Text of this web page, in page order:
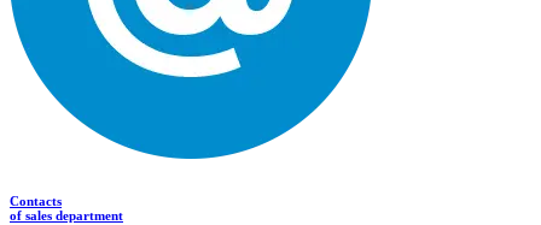
Contacts
of sales department